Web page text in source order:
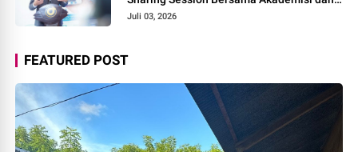
Praktisi
Juli 03, 2026
FEATURED POST